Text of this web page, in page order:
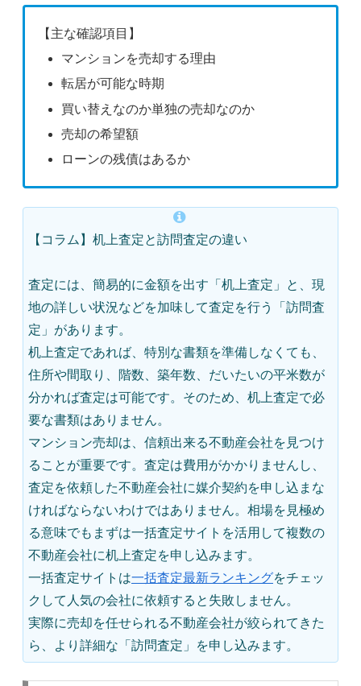
【主な確認項目】
マンションを売却する理由
転居が可能な時期
買い替えなのか単独の売却なのか
売却の希望額
ローンの残債はあるか
【コラム】机上査定と訪問査定の違い
査定には、簡易的に金額を出す「机上査定」と、現
地の詳しい状況などを加味して査定を行う「訪問査
定」があります。
机上査定であれば、特別な書類を準備しなくても、
住所や間取り、階数、築年数、だいたいの平米数が
分かれば査定は可能です。そのため、机上査定で必
要な書類はありません。
マンション売却は、信頼出来る不動産会社を見つけ
ることが重要です。査定は費用がかかりませんし、
査定を依頼した不動産会社に媒介契約を申し込まな
ければならないわけではありません。相場を見極め
る意味でもまずは一括査定サイトを活用して複数の
不動産会社に机上査定を申し込みます。
一括査定サイトは一括査定最新ランキングをチェッ
クして人気の会社に依頼すると失敗しません。
実際に売却を任せられる不動産会社が絞られてきた
ら、より詳細な「訪問査定」を申し込みます。